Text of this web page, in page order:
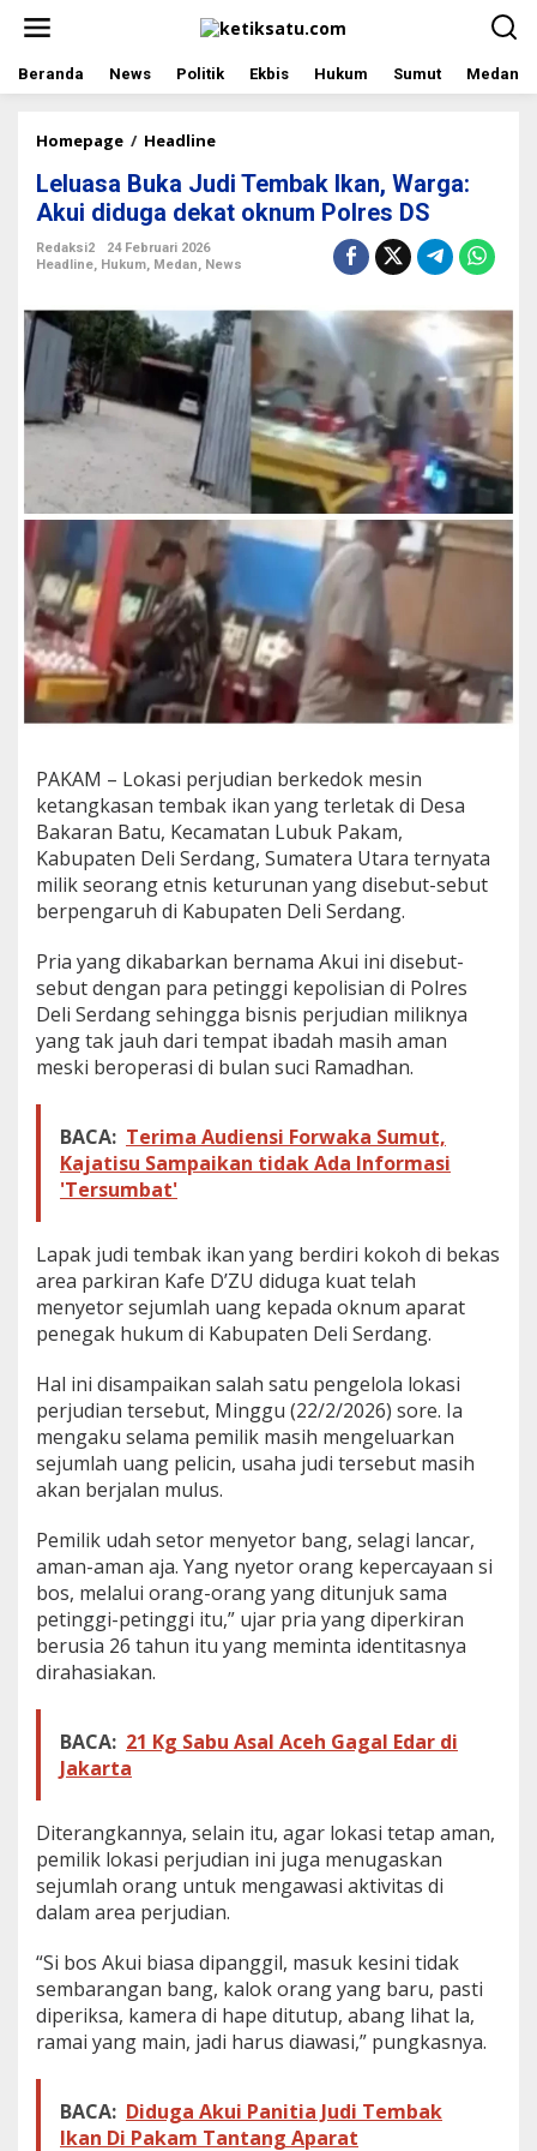
t
Beranda News Politik Ekbis Hukum Sumut Medan
Homepage / Headline
l
u
a
a
u
k
a
J
u
d
e
m
b
a
k
I
k
a
n
,
a
g
a
:
A
k
i
d
d
u
a
d
e
t
o
k
P
o
l
r
D
S
Leluasa Buka Judi Tembak Ikan, Warga:
Akui diduga dekat oknum Polres DS
Redaksi2
24 Februari 2026
Headline, Hukum, Medan, News
PAKAM – Lokasi perjudian berkedok mesin
ketangkasan tembak ikan yang terletak di Desa
Bakaran Batu, Kecamatan Lubuk Pakam,
Kabupaten Deli Serdang, Sumatera Utara ternyata
milik seorang etnis keturunan yang disebut-sebut
berpengaruh di Kabupaten Deli Serdang.
Pria yang dikabarkan bernama Akui ini disebut-
sebut dengan para petinggi kepolisian di Polres
Deli Serdang sehingga bisnis perjudian miliknya
yang tak jauh dari tempat ibadah masih aman
meski beroperasi di bulan suci Ramadhan.
BACA: Terima Audiensi Forwaka Sumut,
Kajatisu Sampaikan tidak Ada Informasi
'Tersumbat'
Lapak judi tembak ikan yang berdiri kokoh di bekas
area parkiran Kafe D’ZU diduga kuat telah
menyetor sejumlah uang kepada oknum aparat
penegak hukum di Kabupaten Deli Serdang.
Hal ini disampaikan salah satu pengelola lokasi
perjudian tersebut, Minggu (22/2/2026) sore. Ia
mengaku selama pemilik masih mengeluarkan
sejumlah uang pelicin, usaha judi tersebut masih
akan berjalan mulus.
Pemilik udah setor menyetor bang, selagi lancar,
aman-aman aja. Yang nyetor orang kepercayaan si
bos, melalui orang-orang yang ditunjuk sama
petinggi-petinggi itu,” ujar pria yang diperkiran
berusia 26 tahun itu yang meminta identitasnya
dirahasiakan.
BACA: 21 Kg Sabu Asal Aceh Gagal Edar di
Jakarta
Diterangkannya, selain itu, agar lokasi tetap aman,
pemilik lokasi perjudian ini juga menugaskan
sejumlah orang untuk mengawasi aktivitas di
dalam area perjudian.
“Si bos Akui biasa dipanggil, masuk kesini tidak
sembarangan bang, kalok orang yang baru, pasti
diperiksa, kamera di hape ditutup, abang lihat la,
ramai yang main, jadi harus diawasi,” pungkasnya.
BACA: Diduga Akui Panitia Judi Tembak
Ikan Di Pakam Tantang Aparat